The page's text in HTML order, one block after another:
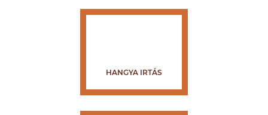
HANGYA IRTÁS